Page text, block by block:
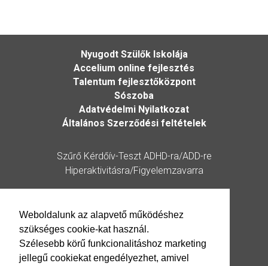
Weboldalunk az alapvető működéshez
szükséges cookie-kat használ.
Szélesebb körű funkcionalitáshoz marketing
jellegű cookiekat engedélyezhet, amivel
Nyugodt Szülők Iskolája
Accelium online fejlesztés
Talentum fejlesztőközpont
Sószoba
Adatvédelmi Nyilatkozat
Általános Szerződési feltételek
Szűrő Kérdőív-Teszt ADHD-ra/ADD-re
Hiperaktivitásra/Figyelemzavarra
Elérhetőség